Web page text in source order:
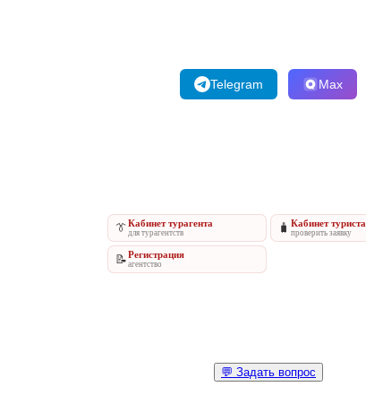
Telegram Max
👔Кабинет турагента
для турагентств 🧳 Кабинет туриста
проверить заявку
📝Регистрация
агентство
💬 Задать вопрос